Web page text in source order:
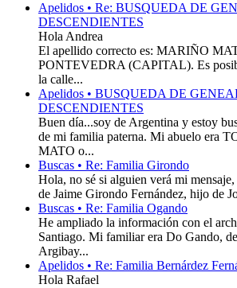
Apelidos • Re: BUSQUEDA DE
DESCENDIENTES
Hola Andrea
El apellido correcto es: MARIÑO
PONTEVEDRA (CAPITAL). Es
la calle...
Apelidos • BUSQUEDA DE
DESCENDIENTES
Buen día...soy de Argentina y estoy
de mi familia paterna. Mi abuelo era
MATO o...
Buscas • Re: Familia Girondo
Hola, no sé si alguien verá mi
de Jaime Girondo Fernández, hijo de
Buscas • Re: Familia Ogando
He ampliado la información con el
Santiago. Mi familiar era Do Gando,
Argibay...
Apelidos • Re: Familia Bernárdez
Hola Rafael